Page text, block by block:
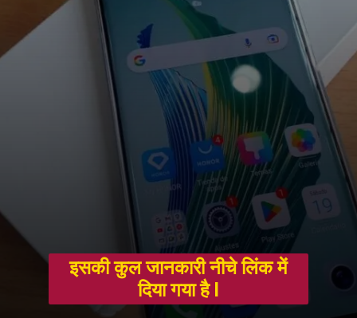
इसकी कुल जानकारी नीचे लिंक में
दिया गया है l